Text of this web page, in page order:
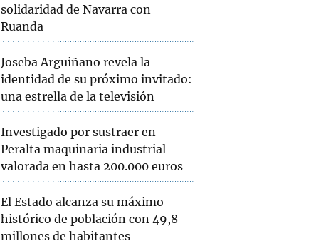
solidaridad de Navarra con
Ruanda
Joseba Arguiñano revela la
identidad de su próximo invitado:
una estrella de la televisión
Investigado por sustraer en
Peralta maquinaria industrial
valorada en hasta 200.000 euros
El Estado alcanza su máximo
histórico de población con 49,8
millones de habitantes